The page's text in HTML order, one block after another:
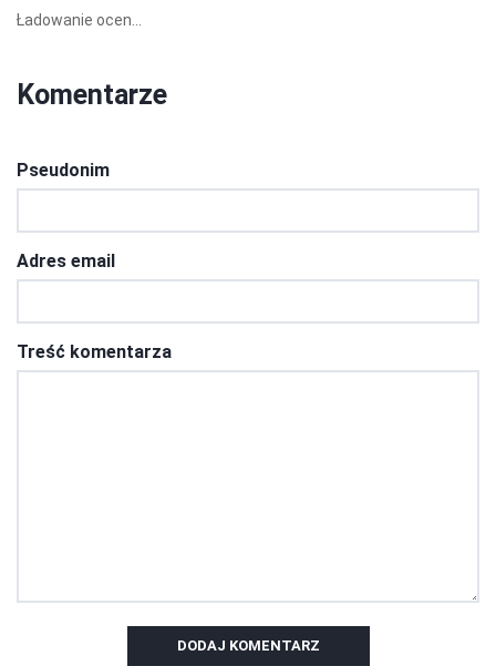
Ładowanie ocen...
Komentarze
Pseudonim
Adres email
Treść komentarza
DODAJ KOMENTARZ